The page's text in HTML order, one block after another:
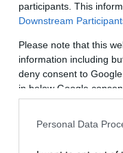
participants. This
Downstream
Please note that this
information including
deny consent to
in below Google
Personal Data